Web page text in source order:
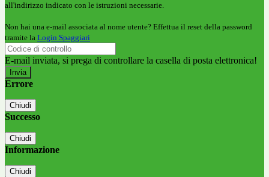
all'indirizzo indicato con le istruzioni necessarie.
Non hai una e-mail associata al nome utente? Effettua il reset della password
tramite la Login Spaggiari
E-mail inviata, si prega di controllare la casella di posta elettronica!
Errore
Chiudi
Successo
Chiudi
Informazione
Chiudi